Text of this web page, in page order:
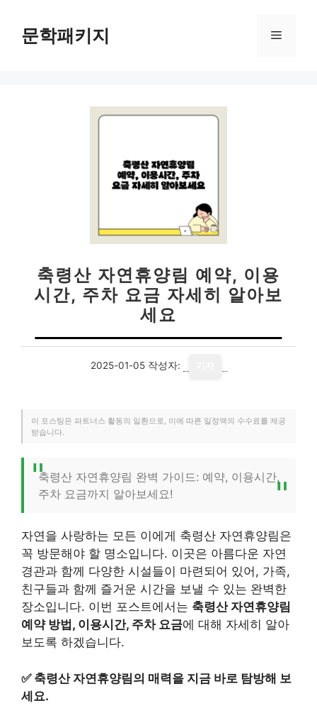
문학패키지 메
축령산 자연휴양림 예약, 이용
시간, 주차 요금 자세히 알아보
세요
2025-01-05 작성자:
이 포스팅은 파트너스 활동의 일환으로, 이에 따른 일정액의 수수료를 제공
받습니다.
축령산 자연휴양림 완벽 가이드: 예약, 이용시간,
주차 요금까지 알아보세요!
자연을 사랑하는 모든 이에게 축령산 자연휴양림은
꼭 방문해야 할 명소입니다. 이곳은 아름다운 자연
경관과 함께 다양한 시설들이 마련되어 있어, 가족,
친구들과 함께 즐거운 시간을 보낼 수 있는 완벽한
장소입니다. 이번 포스트에서는 축령산 자연휴양림
예약 방법, 이용시간, 주차 요금에 대해 자세히 알아
보도록 하겠습니다.
✅ 축령산 자연휴양림의 매력을 지금 바로 탐방해 보
세요.